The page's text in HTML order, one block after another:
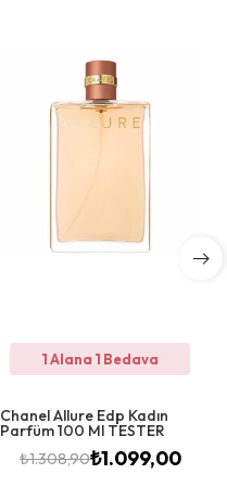
1 Alana 1 Bedava
Chanel Allure Edp Kadın
Parfüm 100 Ml TESTER
₺1.308,90₺1.099,00